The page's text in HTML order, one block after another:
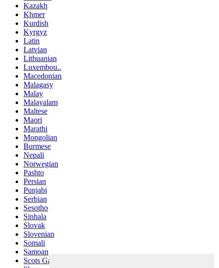
Kazakh
Khmer
Kurdish
Kyrgyz
Latin
Latvian
Lithuanian
Luxembou..
Macedonian
Malagasy
Malay
Malayalam
Maltese
Maori
Marathi
Mongolian
Burmese
Nepali
Norwegian
Pashto
Persian
Punjabi
Serbian
Sesotho
Sinhala
Slovak
Slovenian
Somali
Samoan
Scots Gaelic